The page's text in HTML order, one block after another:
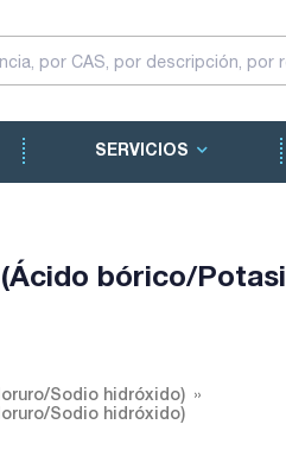
SERVICIOS
bórico/
Sodio hidróxido)
Sodio hidróxido)